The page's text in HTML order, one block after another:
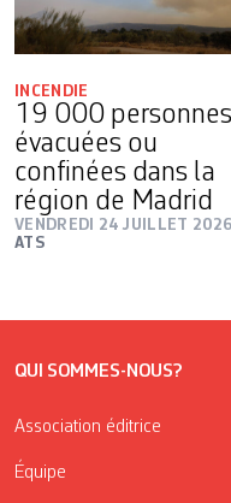
INCENDIE
19 000 personnes
évacuées ou
confinées dans la
région de Madrid
VENDREDI 24 JUILLET 2026
ATS
QUI SOMMES-NOUS?
Association éditrice
Équipe